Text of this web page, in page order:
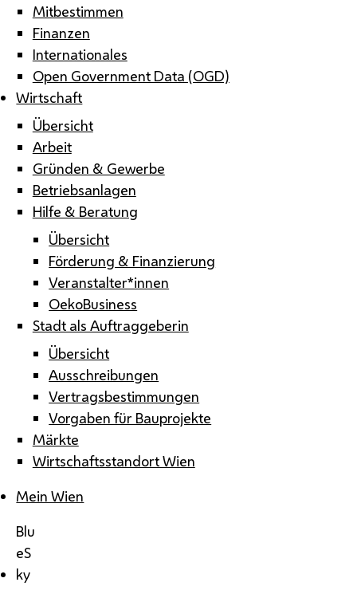
Mitbestimmen
Finanzen
Internationales
Open Government Data (OGD)
Wirtschaft
Übersicht
Arbeit
Gründen & Gewerbe
Betriebsanlagen
Hilfe & Beratung
Übersicht
Förderung & Finanzierung
Veranstalter*innen
OekoBusiness
Stadt als Auftraggeberin
Übersicht
Ausschreibungen
Vertragsbestimmungen
Vorgaben für Bauprojekte
Märkte
Wirtschaftsstandort Wien
Mein Wien
Blu
eS
ky